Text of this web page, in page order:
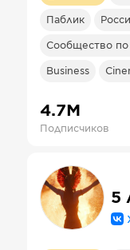
Паблик
Сообщество по
Business
4.7М
Подписчиков
5